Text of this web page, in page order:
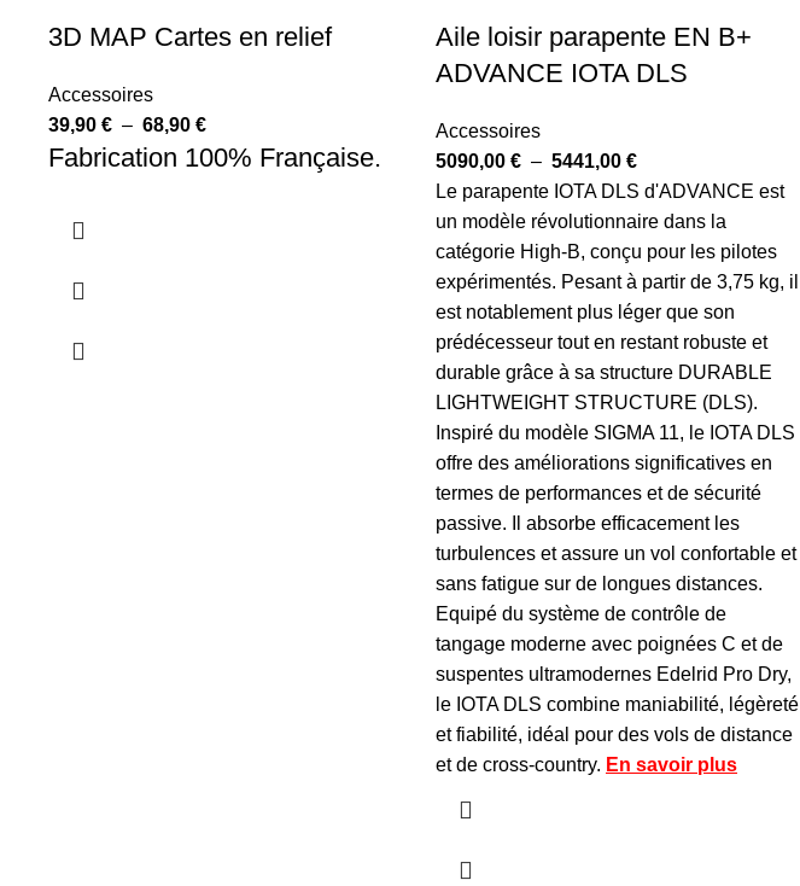
3D MAP Cartes en relief
Accessoires
39,90 € – 68,90 €
Fabrication 100% Française.
Aile loisir parapente EN B+
ADVANCE IOTA DLS
Accessoires
5090,00 € – 5441,00 €
Le parapente IOTA DLS d'ADVANCE est
un modèle révolutionnaire dans la
catégorie High-B, conçu pour les pilotes
expérimentés. Pesant à partir de 3,75 kg, il
est notablement plus léger que son
prédécesseur tout en restant robuste et
durable grâce à sa structure DURABLE
LIGHTWEIGHT STRUCTURE (DLS).
Inspiré du modèle SIGMA 11, le IOTA DLS
offre des améliorations significatives en
termes de performances et de sécurité
passive. Il absorbe efficacement les
turbulences et assure un vol confortable et
sans fatigue sur de longues distances.
Equipé du système de contrôle de
tangage moderne avec poignées C et de
suspentes ultramodernes Edelrid Pro Dry,
le IOTA DLS combine maniabilité, légèreté
et fiabilité, idéal pour des vols de distance
et de cross-country. En savoir plus